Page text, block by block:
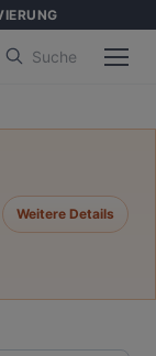
Suche
Weitere Details